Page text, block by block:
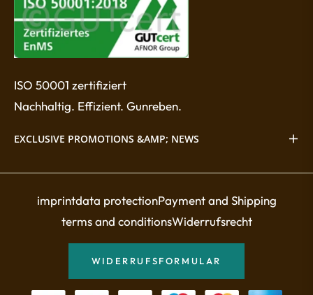
ISO 50001 zertifiziert
Nachhaltig. Effizient. Gunreben.
EXCLUSIVE PROMOTIONS &AMP; NEWS
imprintdata protectionPayment and Shipping
terms and conditionsWiderrufsrecht
WIDERRUFSFORMULAR